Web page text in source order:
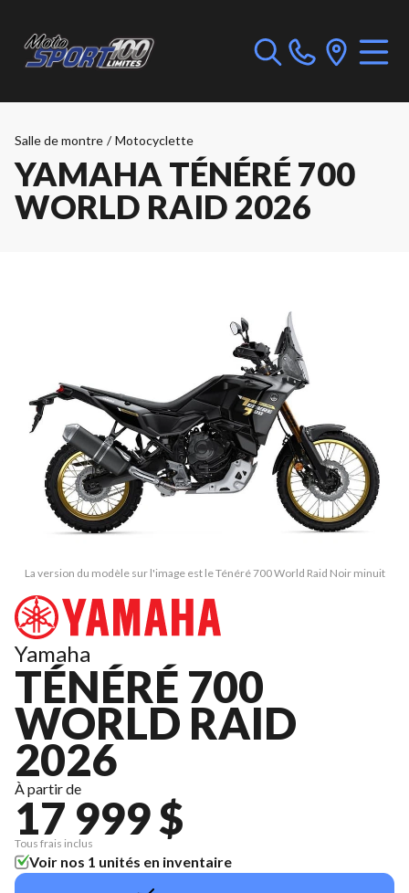
Salle de montre / Motocyclette
YAMAHA TÉNÉRÉ 700
WORLD RAID 2026
La version du modèle sur l'image est le Ténéré 700 World Raid Noir minuit
Yamaha
TÉNÉRÉ 700
WORLD RAID
2026
À partir de
17 999 $
Tous frais inclus
Voir nos 1 unités en inventaire